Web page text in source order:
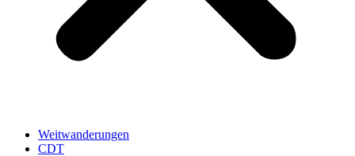
Weitwanderungen
CDT